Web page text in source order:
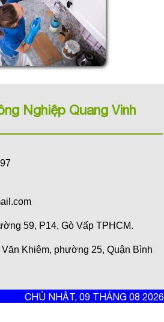
Nghiệp Quang Vinh
59, P14, Gò Vấp TPHCM.
Khiêm, phường 25, Quận Bình
CHỦ NHẬT, 09 THÁNG 08